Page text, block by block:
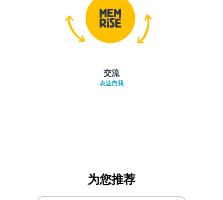
交流
表达自我
为您推荐